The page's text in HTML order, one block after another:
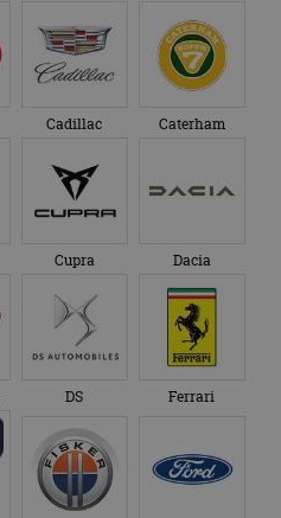
Cadillac Caterham
Cupra Dacia
DS Ferrari